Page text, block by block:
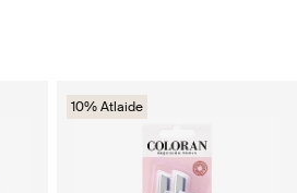
10% Atlaide